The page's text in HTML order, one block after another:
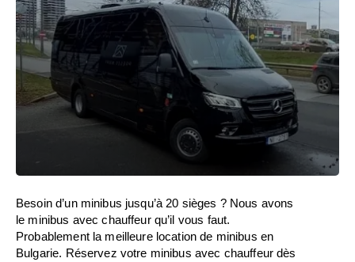
Besoin d’un minibus jusqu’à 20 sièges ? Nous avons
le minibus avec chauffeur qu’il vous faut.
Probablement la meilleure location de minibus en
Bulgarie. Réservez votre minibus avec chauffeur dès